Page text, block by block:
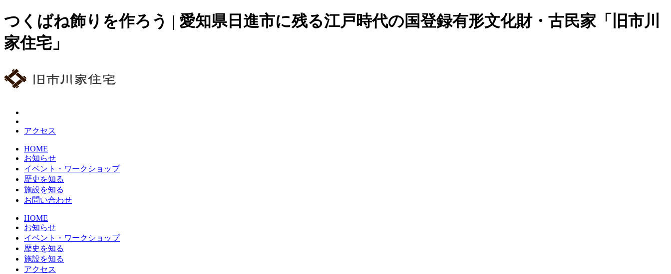
つくばね飾りを作ろう | 愛知県日進市に残る江戸時代の国登録有形文化財・古民家「旧市川
家住宅」
アクセス
HOME
お知らせ
イベント・ワークショップ
歴史を知る
施設を知る
お問い合わせ
HOME
お知らせ
イベント・ワークショップ
歴史を知る
施設を知る
アクセス